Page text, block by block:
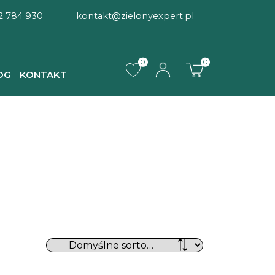
784 930 kontakt@zielonyexpert.pl
KONTAKT
0 0